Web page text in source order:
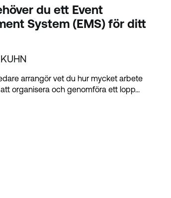
du ett Event
System (EMS) för ditt
arrangör vet du hur mycket arbete
organisera och genomföra ett lopp...